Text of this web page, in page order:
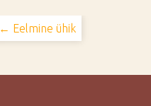
← Eelmine ühik